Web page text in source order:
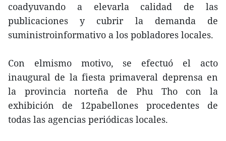
coadyuvando a elevarla calidad de las
publicaciones y cubrir la demanda de
suministroinformativo a los pobladores locales.
Con elmismo motivo, se efectuó el acto
inaugural de la fiesta primaveral deprensa en
la provincia norteña de Phu Tho con la
exhibición de 12pabellones procedentes de
todas las agencias periódicas locales.